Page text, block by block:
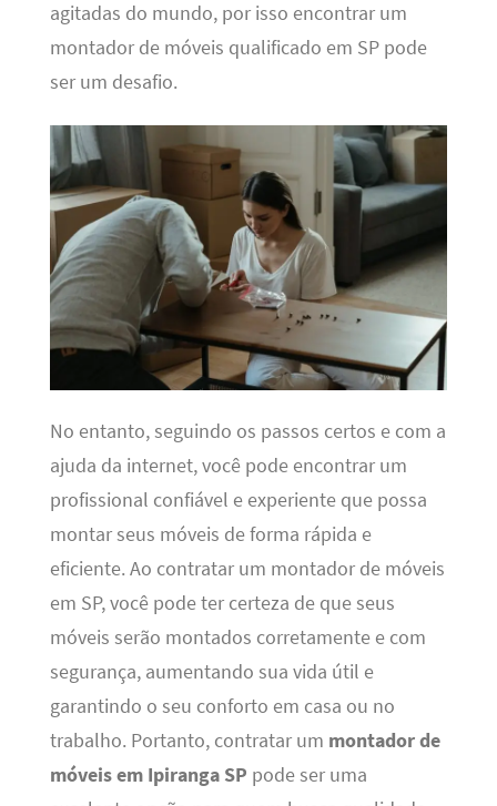
agitadas do mundo, por isso encontrar um
montador de móveis qualificado em SP pode
ser um desafio.
No entanto, seguindo os passos certos e com a
ajuda da internet, você pode encontrar um
profissional confiável e experiente que possa
montar seus móveis de forma rápida e
eficiente. Ao contratar um montador de móveis
em SP, você pode ter certeza de que seus
móveis serão montados corretamente e com
segurança, aumentando sua vida útil e
garantindo o seu conforto em casa ou no
trabalho. Portanto, contratar um montador de
móveis em Ipiranga SP pode ser uma